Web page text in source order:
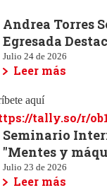
Andrea Torres
Egresada
Julio 24 de 2026
Leer más
aquí
tally.so/r/
Seminario
"Mentes y
Julio 23 de 2026
Leer más